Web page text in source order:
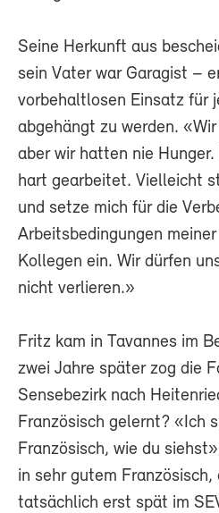
Seine Herkunft aus
sein Vater war Garagist –
vorbehaltlosen Einsatz für
abgehängt zu werden.
aber wir hatten nie
hart gearbeitet. Vielleicht
und setze mich für die
Arbeitsbedingungen
Kollegen ein. Wir dürfen
nicht verlieren.»
Fritz kam in Tavannes im
zwei Jahre später zog die
Sensebezirk nach
Französisch gelernt? «Ich
Französisch, wie du
in sehr gutem Französisch,
tatsächlich erst spät im